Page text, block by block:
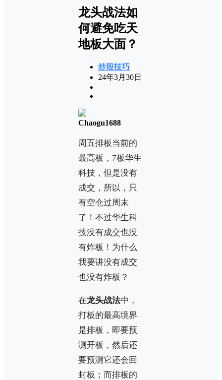
龙头战法如
何避免吃天
地板大面？
炒股技巧
24年3月30日
Chaogu1688
周五排板当前的
最高板，7板华生
科技，但是没有
成交，所以，只
有空仓过周末
了！不过华生科
技没有成交也没
有炸板！为什么
我要讲没有成交
也没有炸板？
在龙头战法中，
打板的最高境界
是排板，即要预
测开板，然后还
要预测它还会回
封板；而排板的